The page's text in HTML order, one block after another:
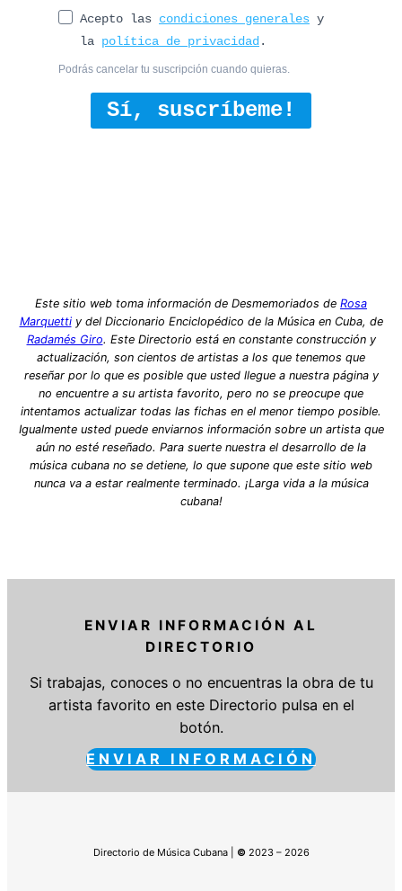
Acepto las condiciones generales y
la política de privacidad .
Podrás cancelar tu suscripción cuando quieras.
Sí, suscríbeme!
Este sitio web toma información de Desmemoriados de Rosa
Marquettiy del Diccionario Enciclopédico de la Música en Cuba, de
Radamés Giro. Este Directorio está en constante construcción y
actualización, son cientos de artistas a los que tenemos que
reseñar por lo que es posible que usted llegue a nuestra página y
no encuentre a su artista favorito, pero no se preocupe que
intentamos actualizar todas las fichas en el menor tiempo posible.
Igualmente usted puede enviarnos información sobre un artista que
aún no esté reseñado. Para suerte nuestra el desarrollo de la
música cubana no se detiene, lo que supone que este sitio web
nunca va a estar realmente terminado. ¡Larga vida a la música
cubana!
ENVIAR INFORMACIÓN AL
DIRECTORIO
Si trabajas, conoces o no encuentras la obra de tu
artista favorito en este Directorio pulsa en el
botón.
ENVIAR INFORMACIÓN
Directorio de Música Cubana | © 2023 – 2026